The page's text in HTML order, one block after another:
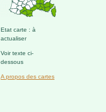
Etat carte : à
actualiser
Voir texte ci-
dessous
A propos des cartes